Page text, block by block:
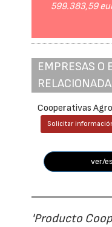
599.383,59
EMPRESAS O
Cooperativas
Solicitar
ver/
'Producto